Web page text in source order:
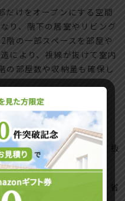
だけをオープンにする空間
り、階下の居室やリビング
階の一部スペースを部屋や
により、視線が抜けて室内
の部屋数や収納量も確保し
リビングや玄関に明るさと抜
塞感を解消
比べ、空調の効率が高く省